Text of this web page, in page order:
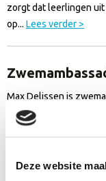
Deze website
zorgt dat leerlingen
op... Lees verder >
Max Delissen is
jaar passie voor
enthousiast te maken